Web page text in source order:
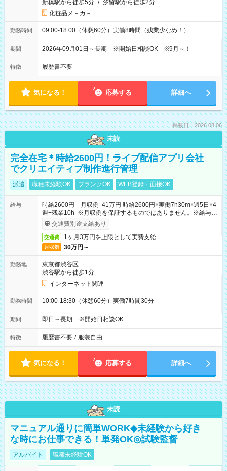
新橋駅から徒歩5分 / 汐留駅から徒歩2分
化粧品メ－カ－
勤務時間 09:00-18:00（休憩60分）実働8時間（残業少なめ！）
期間 2026年09月01日～長期 ※開始日相談OK ※9月～！
特徴 履歴書不要
気になる！ 応募する 詳細へ
掲載日：2026.08.06
未読
完全在宅＊時給2600円！ライブ配信アプリ会社
でクリエイティブ制作進行管理
派遣 職種未経験OK ブランクOK WEB登録・面接OK
給与
時給2600円 月収例 41万円 時給2600円×実働7h30m×週5日×4
週+残業10h ※月収例を保証するものではありません。※給与即
受取りサービス利用可（利用条件有）
交通費別途支給あり
交通費 1ヶ月3万円を上限として実費支給
月収例 30万円～
勤務地
東京都渋谷区
渋谷駅から徒歩1分
インターネット関連
勤務時間 10:00-18:30（休憩60分）実働7時間30分
期間 即日～長期 ※開始日相談OK
特徴 履歴書不要 / 服装自由
気になる！ 応募する 詳細へ
未読
マニュアル通りに簡単WORK◆未経験から好き
な時にお仕事できる！単発OK◎試験監督
アルバイト 職種未経験OK